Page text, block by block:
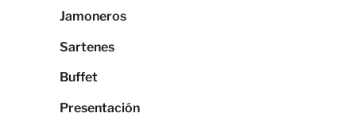
Jamoneros
Sartenes
Buffet
Presentación